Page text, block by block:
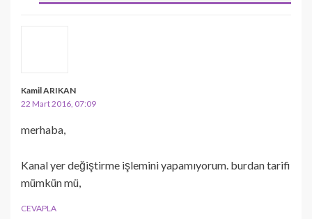
Kamil ARIKAN
22 Mart 2016, 07:09
merhaba,
Kanal yer değiştirme işlemini yapamıyorum. burdan tarifi
mümkün mü,
CEVAPLA